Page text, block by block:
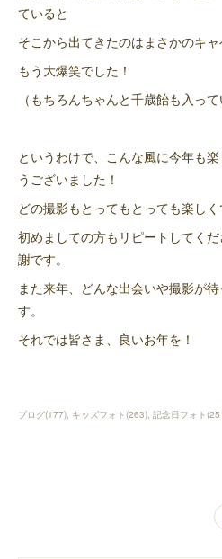
ていると
そこから出てきたのはまさかのキャ
もう大爆笑でした！
（もちろんちゃんと千歳飴も入って
というわけで、こんな風に今年も
うございました！
どの撮影もとってもとっても楽しく
初めましての方もリピートしてく
謝です。
また来年、どんな出会いや撮影が
す。
それでは皆さま、良いお年を！
ブログ(177) キッズフォト(263) 記念日フォト(